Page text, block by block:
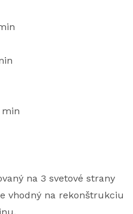
min
na 3 svetové strany
vhodný na rekonštrukciu